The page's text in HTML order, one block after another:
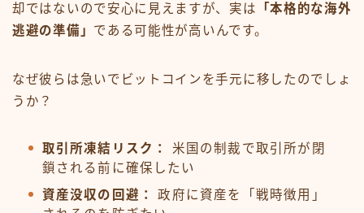
却ではないので安心に見えますが、実は 「本格的な海外
逃避の準備」 である可能性が高いんです。
なぜ彼らは急いでビットコインを手元に移したのでしょ
うか？
取引所凍結リスク：
米国の制裁で取引所が閉
鎖される前に確保したい
資産没収の回避：
政府に資産を「戦時徴用」